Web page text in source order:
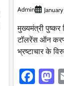
Admin
मुख्यमंत्री पुष्कर
टॉलरेंस ऑन
भ्रष्टाचार के